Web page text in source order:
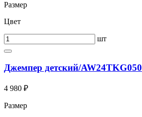
Размер
Цвет
шт
Джемпер детский/AW24TKG050
4 980 ₽
Размер